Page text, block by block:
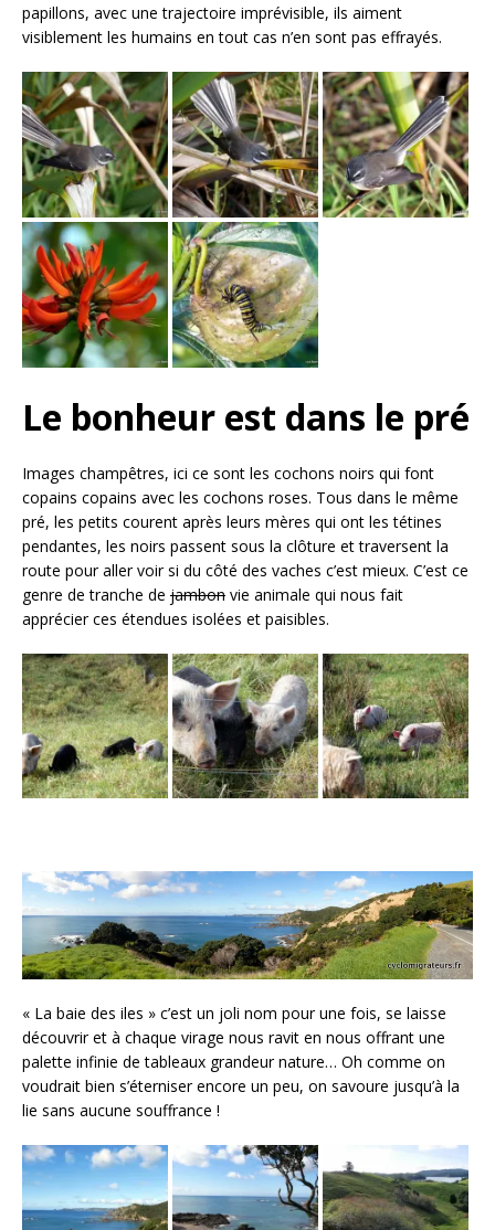
papillons, avec une trajectoire imprévisible, ils aiment
visiblement les humains en tout cas n’en sont pas effrayés.
Le bonheur est dans le pré
Images champêtres, ici ce sont les cochons noirs qui font
copains copains avec les cochons roses. Tous dans le même
pré, les petits courent après leurs mères qui ont les tétines
pendantes, les noirs passent sous la clôture et traversent la
route pour aller voir si du côté des vaches c’est mieux. C’est ce
genre de tranche de jambon vie animale qui nous fait
apprécier ces étendues isolées et paisibles.
« La baie des iles » c’est un joli nom pour une fois, se laisse
découvrir et à chaque virage nous ravit en nous offrant une
palette infinie de tableaux grandeur nature… Oh comme on
voudrait bien s’éterniser encore un peu, on savoure jusqu’à la
lie sans aucune souffrance !